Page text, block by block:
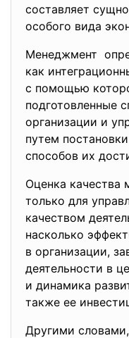
составляет
особого вида
Менеджмент
как
с помощью
подготовленные
организации и
путем
способов их
Оценка качества
только для
качеством
насколько
в организации,
деятельности в
и динамика
также ее
Другими